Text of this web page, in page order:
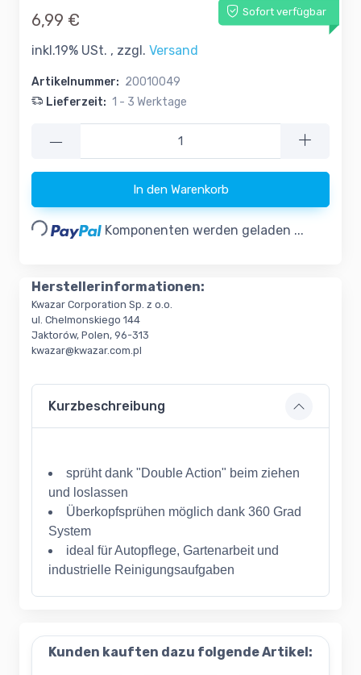
Sofort verfügbar
6,99 €
inkl.19% USt. , zzgl. Versand
Artikelnummer: 20010049
Lieferzeit: 1 - 3 Werktage
—
In den Warenkorb
Loading... Komponenten werden geladen ...
Herstellerinformationen:
Kwazar Corporation Sp. z o.o.
ul. Chelmonskiego 144
Jaktorów, Polen, 96-313
kwazar@kwazar.com.pl
Kurzbeschreibung
sprüht dank "Double Action" beim ziehen
und loslassen
Überkopfsprühen möglich dank 360 Grad
System
ideal für Autopflege, Gartenarbeit und
industrielle Reinigungsaufgaben
Kunden kauften dazu folgende Artikel: